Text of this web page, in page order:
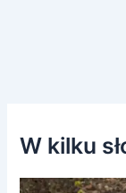
W kilku